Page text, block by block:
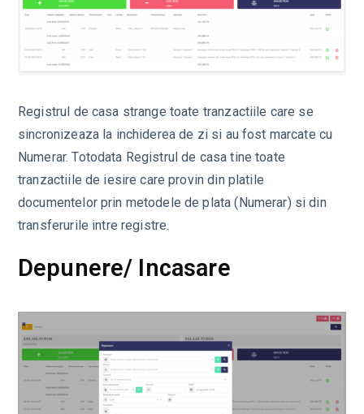
Registrul de casa strange toate tranzactiile care se
sincronizeaza la inchiderea de zi si au fost marcate cu
Numerar. Totodata Registrul de casa tine toate
tranzactiile de iesire care provin din platile
documentelor prin metodele de plata (Numerar) si din
transferurile intre registre.
Depunere/ Incasare